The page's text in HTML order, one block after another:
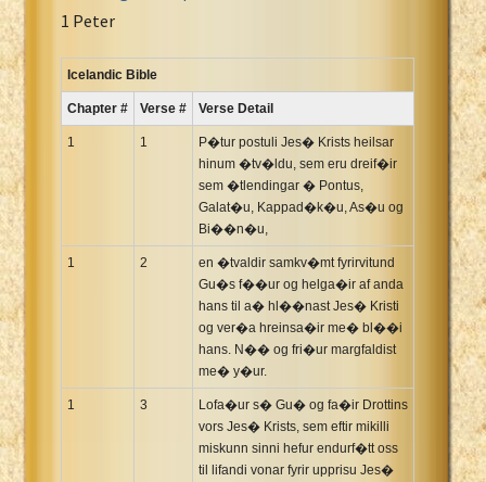
Russian Synodal 1876 Bible
Russian Synodal Bible Win-1251
Spanish RV 1909 Bible
Spanish Sag. Escrituras 1569
Swahili New Testament
Tagalog John and James
Ukrainian 1871 NT
1 Peter
Icelandic Bible
Chapter # Verse # Verse Detail
1 1
P�tur postuli Jes� Krists heilsar
hinum �tv�ldu, sem eru dreif�ir
sem �tlendingar � Pontus,
Galat�u, Kappad�k�u, As�u og
Bi��n�u,
1 2
en �tvaldir samkv�mt fyrirvitund
Gu�s f��ur og helga�ir af anda
hans til a� hl��nast Jes� Kristi
og ver�a hreinsa�ir me� bl��i
hans. N�� og fri�ur margfaldist
me� y�ur.
1 3
Lofa�ur s� Gu� og fa�ir Drottins
vors Jes� Krists, sem eftir mikilli
miskunn sinni hefur endurf�tt oss
til lifandi vonar fyrir upprisu Jes�